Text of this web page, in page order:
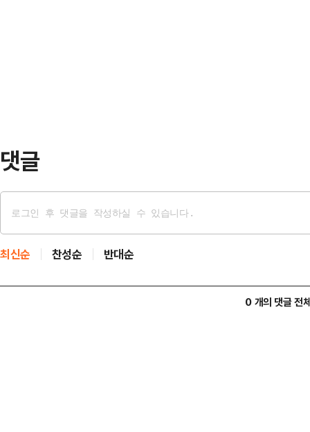
댓글
최신순 찬성순 반대순
0 개의 댓글 전